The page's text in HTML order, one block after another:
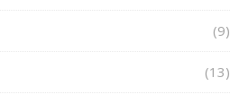
(9)
(13)